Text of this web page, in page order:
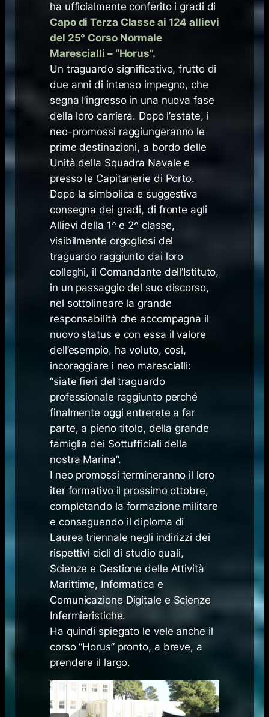
ha ufficialmente conferito i gradi di
Capo di Terza Classe ai 124 allievi
del 25° Corso Normale
Marescialli – “Horus”.
Un traguardo significativo, frutto di
due anni di intenso impegno, che
segna l’ingresso in una nuova fase
della loro carriera. Dopo l’estate, i
neo-promossi raggiungeranno le
prime destinazioni, a bordo delle
Unità della Squadra Navale e
presso le Capitanerie di Porto.
Dopo la simbolica e suggestiva
consegna dei gradi, di fronte agli
Allievi della 1^ e 2^ classe,
visibilmente orgogliosi del
traguardo raggiunto dai loro
colleghi, il Comandante dell’Istituto,
in un passaggio del suo discorso,
nel sottolineare la grande
responsabilità che accompagna il
nuovo status e con essa il valore
dell’esempio, ha voluto, così,
incoraggiare i neo marescialli:
“siate fieri del traguardo
professionale raggiunto perché
finalmente oggi entrerete a far
parte, a pieno titolo, della grande
famiglia dei Sottufficiali della
nostra Marina”.
I neo promossi termineranno il loro
iter formativo il prossimo ottobre,
completando la formazione militare
e conseguendo il diploma di
Laurea triennale negli indirizzi dei
rispettivi cicli di studio quali,
Scienze e Gestione delle Attività
Marittime, Informatica e
Comunicazione Digitale e Scienze
Infermieristiche.
Ha quindi spiegato le vele anche il
corso “Horus” pronto, a breve, a
prendere il largo.